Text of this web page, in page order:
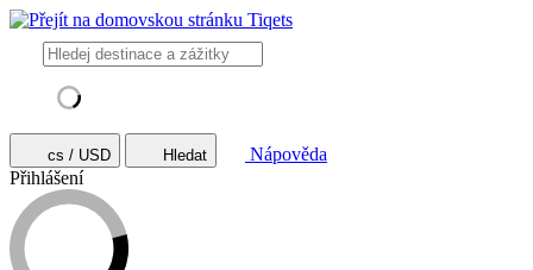
cs / USD Hledat
Nápověda
Přihlášení